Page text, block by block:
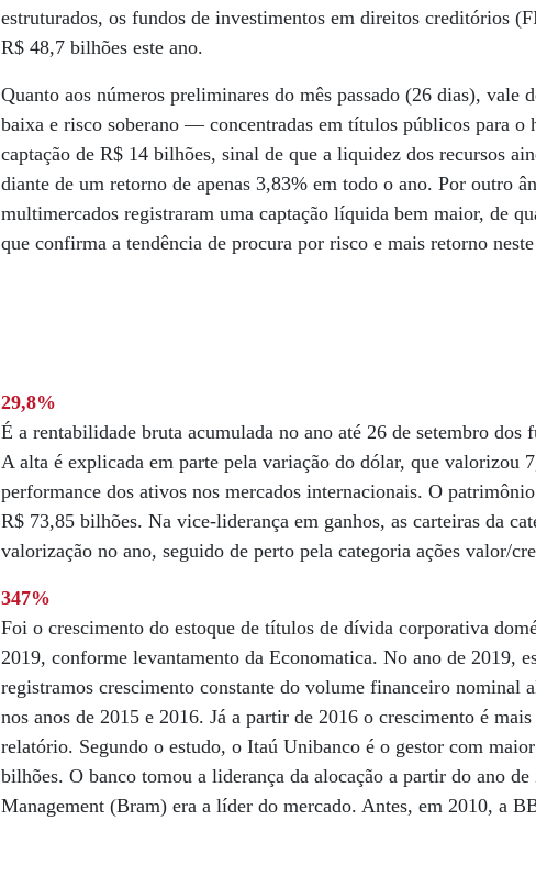
estruturados, os fundos de investimentos em direitos creditórios
R$ 48,7 bilhões este ano.
Quanto aos números preliminares do mês passado (26 dias), vale
baixa e risco soberano — concentradas em títulos públicos para
captação de R$ 14 bilhões, sinal de que a liquidez dos recursos
diante de um retorno de apenas 3,83% em todo o ano. Por outro
multimercados registraram uma captação líquida bem maior, de
que confirma a tendência de procura por risco e mais retorno
29,8%
É a rentabilidade bruta acumulada no ano até 26 de setembro dos
A alta é explicada em parte pela variação do dólar, que valorizou
performance dos ativos nos mercados internacionais. O
R$ 73,85 bilhões. Na vice-liderança em ganhos, as carteiras da
valorização no ano, seguido de perto pela categoria ações valor/
347%
Foi o crescimento do estoque de títulos de dívida corporativa
2019, conforme levantamento da Economatica. No ano de 2019,
registramos crescimento constante do volume financeiro nominal
nos anos de 2015 e 2016. Já a partir de 2016 o crescimento é
relatório. Segundo o estudo, o Itaú Unibanco é o gestor com
bilhões. O banco tomou a liderança da alocação a partir do ano
Management (Bram) era a líder do mercado. Antes, em 2010, a